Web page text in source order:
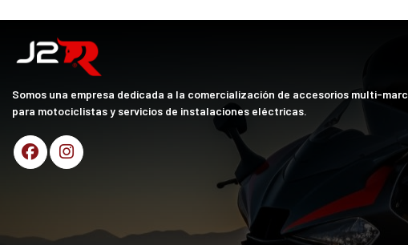
Somos una empresa dedicada a la comercialización de accesorios multi-
para motociclistas y servicios de instalaciones eléctricas.